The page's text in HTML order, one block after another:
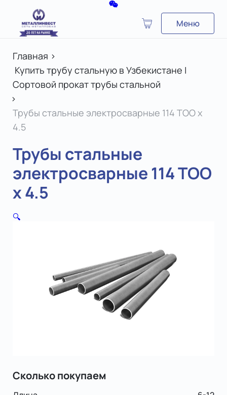
Меню
Главная >
Купить трубу стальную в Узбекистане |
Сортовой прокат трубы стальной
>
Трубы стальные электросварные 114 TOO х
4.5
Трубы стальные
электросварные 114 TOO
х 4.5
🔍
Сколько покупаем